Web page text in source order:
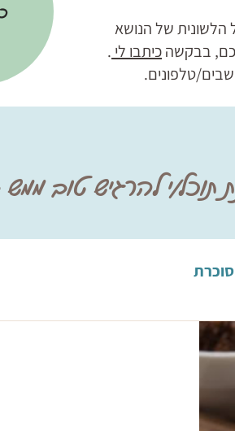
הלשונית של הנושא
בבקשהכיתבו לי .
טלפונים.
תוכל/י להרגיש טוב
גניקולוגיה